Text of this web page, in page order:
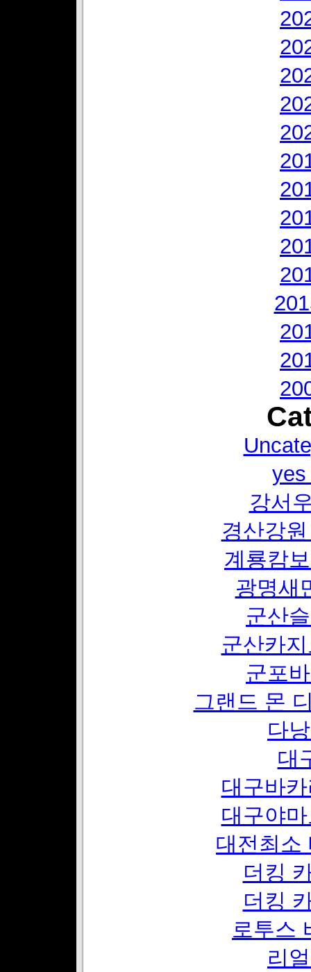
yes
강서
경산강
계룡캄
광명새
군산
군산카
군포
그랜드 몬
다
대
대구바
대구야
대전최소
더킹
더킹
로투스
리